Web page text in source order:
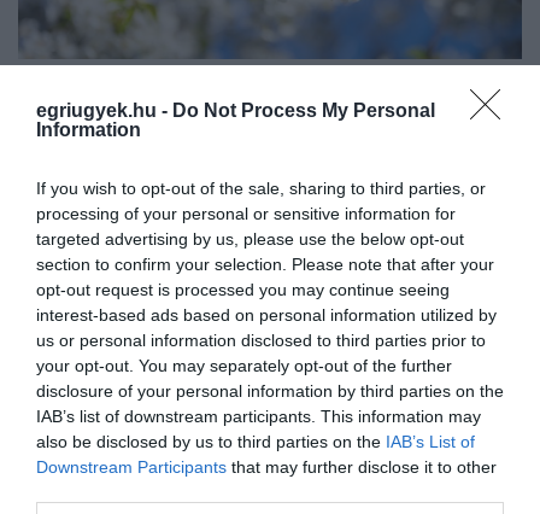
egriugyek.hu - Do Not Process My Personal
Information
If you wish to opt-out of the sale, sharing to third parties, or
processing of your personal or sensitive information for
targeted advertising by us, please use the below opt-out
section to confirm your selection. Please note that after your
opt-out request is processed you may continue seeing
interest-based ads based on personal information utilized by
us or personal information disclosed to third parties prior to
your opt-out. You may separately opt-out of the further
disclosure of your personal information by third parties on the
IAB’s list of downstream participants. This information may
also be disclosed by us to third parties on the IAB’s List of
Downstream Participants that may further disclose it to other
A sűrűn elágazó, széles növekedésű cserje
egyébként ősszel is virágzik, lombszíne a
sárgától a téglavörösig terjed.
Tekintse meg fotógalériánkat a fehér csodáról:
#GALLERY_73#
Ne maradjon le a legfrissebb hírekről, kövessen